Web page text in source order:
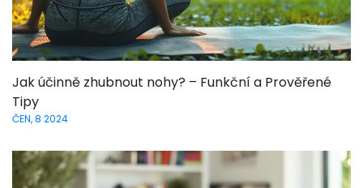
Jak účinně zhubnout nohy? – Funkční a Prověřené
Tipy
ČEN, 8 2024